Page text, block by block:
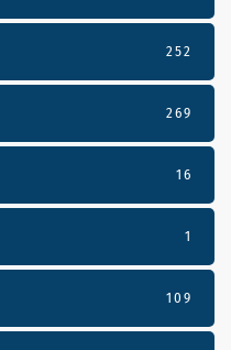
252
269
16
1
109